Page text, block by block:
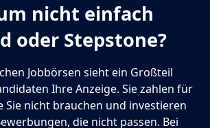
nicht einfach
oder Stepstone?
Jobbörsen sieht ein Großteil
Ihre Anzeige. Sie zahlen für
Sie nicht brauchen und investieren
die nicht passen. Bei